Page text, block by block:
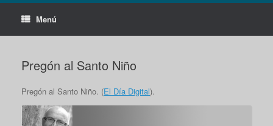
Menú
Pregón al Santo Niño
Pregón al Santo Niño. (El Día Digital).